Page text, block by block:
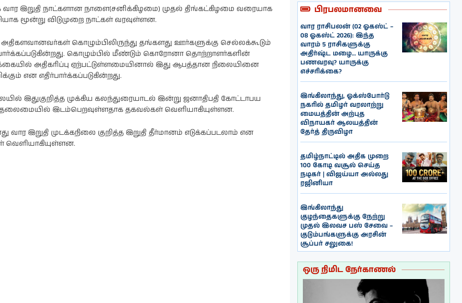
நடிகை ராஷி
கண்ணாவின்
புகைப்படத்தொகுப்பு
நடிகை
பிரணிதாவின்
புகைப்படத்தொகுப்பு
வார இறுதி நாட்களான நாளை(சனிக்கிழமை) முதல் திங்கட்கிழமை வரையாக
மூன்று விடுமுறை நாட்கள் வரவுள்ளன.
கொழும்பிலிருந்து தங்களது ஊர்களுக்கு செல்லக்கூடும்
கொழும்பில் மீண்டும் கொரோனா தொற்றாளர்களின்
அதிகரிப்பு ஏற்பட்டுள்ளமையினால் இது ஆபத்தான நிலையினை
என எதிர்பார்க்கப்படுகின்றது.
இதுகுறித்த முக்கிய கலந்துரையாடல் இன்று ஜனாதிபதி கோட்டாபய
தலைமையில் இடம்பெறவுள்ளதாக தகவல்கள் வெளியாகியுள்ளன.
வார இறுதி முடக்கநிலை குறித்த இறுதி தீர்மானம் எடுக்கப்படலாம் என
பிரபலமானவை
வார ராசிபலன் (02 ஓகஸ்ட் –
08 ஓகஸ்ட் 2026): இந்த
வாரம் 5 ராசிகளுக்கு
அதிர்ஷ்ட மழை… யாருக்கு
பணவரவு? யாருக்கு
எச்சரிக்கை?
இங்கிலாந்து, ஓக்ஸ்போர்டு
நகரில் தமிழர் வரலாற்று
மையத்தின் அற்புத
விநாயகர் ஆலயத்தின்
தேர்த் திருவிழா
தமிழ்நாட்டில் அதிக முறை
100 கோடி வசூல் செய்த
நடிகர் | விஜய்யா அல்லது
ரஜினியா
இங்கிலாந்து
குழந்தைகளுக்கு நேற்று
முதல் இலவச பஸ் சேவை –
குடும்பங்களுக்கு அரசின்
சூப்பர் சலுகை!
ஒரு நிமிட நேர்காணல்